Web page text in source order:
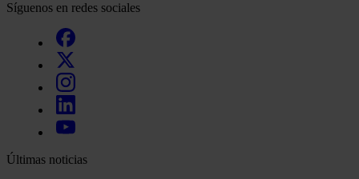
Síguenos en redes sociales
Últimas noticias